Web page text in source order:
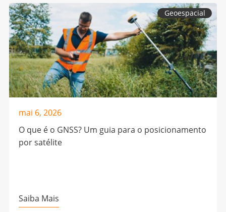
Geoespacial
mai 6, 2026
O que é o GNSS? Um guia para o posicionamento
por satélite
Saiba Mais